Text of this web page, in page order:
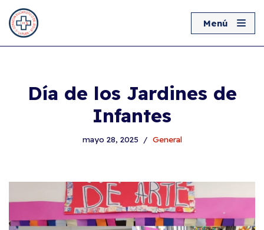
Ir
al
‎ Menú‎ ‎ ‎
Día de los Jardines de
Infantes
mayo 28, 2025 General